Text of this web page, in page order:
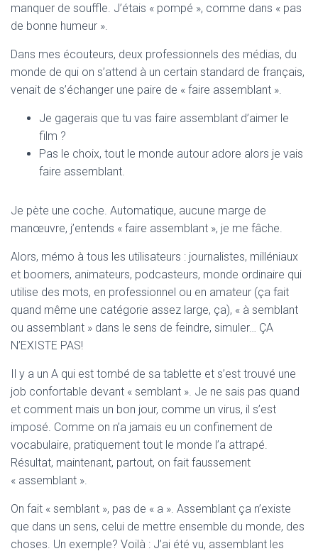
I
manquer de souffle. J’étais « pompé », comme dans « pas
de bonne humeur ».
Dans mes écouteurs, deux professionnels des médias, du
monde de qui on s’attend à un certain standard de français,
venait de s’échanger une paire de « faire assemblant ».
Je gagerais que tu vas faire assemblant d’aimer le
film ?
Pas le choix, tout le monde autour adore alors je vais
faire assemblant.
Je pète une coche. Automatique, aucune marge de
manœuvre, j’entends « faire assemblant », je me fâche.
Alors, mémo à tous les utilisateurs : journalistes, milléniaux
et boomers, animateurs, podcasteurs, monde ordinaire qui
utilise des mots, en professionnel ou en amateur (ça fait
quand même une catégorie assez large, ça), « à semblant
ou assemblant » dans le sens de feindre, simuler… ÇA
N’EXISTE PAS!
Il y a un A qui est tombé de sa tablette et s’est trouvé une
job confortable devant « semblant ». Je ne sais pas quand
et comment mais un bon jour, comme un virus, il s’est
imposé. Comme on n’a jamais eu un confinement de
vocabulaire, pratiquement tout le monde l’a attrapé.
Résultat, maintenant, partout, on fait faussement
« assemblant ».
On fait « semblant », pas de « a ». Assemblant ça n’existe
que dans un sens, celui de mettre ensemble du monde, des
choses. Un exemple? Voilà : J’ai été vu, assemblant les